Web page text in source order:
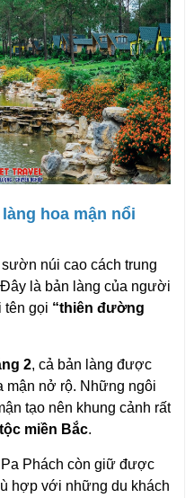
hoa mận nổi
sườn núi cao cách trung
là bản làng của người
tên gọi “thiên đường
2, cả bản làng được
mận nở rộ. Những ngôi
tạo nên khung cảnh rất
miền Bắc.
Phách còn giữ được
hợp với những du khách